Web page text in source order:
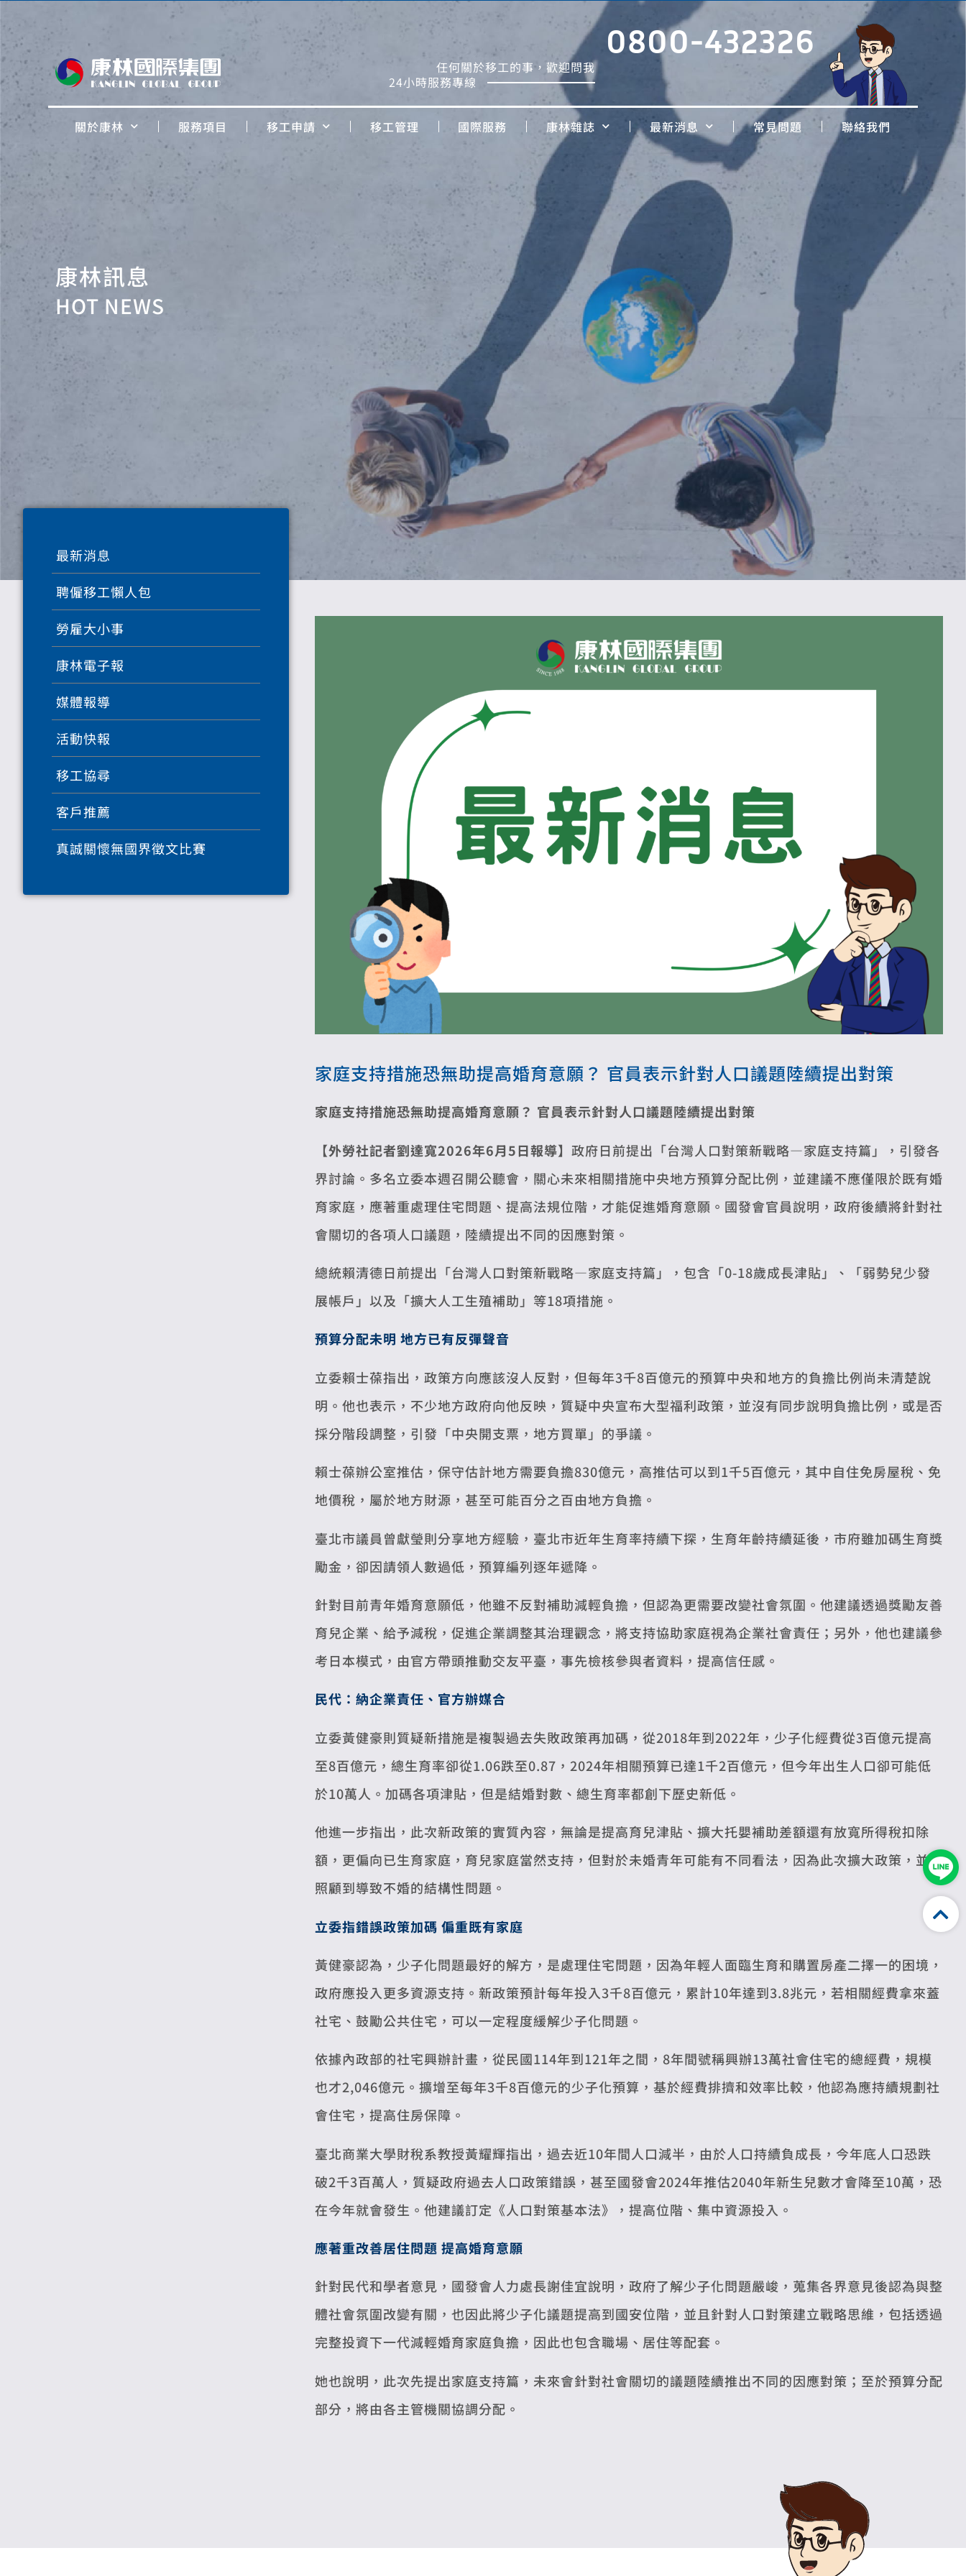
任何關於移工的事，歡迎問我
24小時服務專線
0800-432326
關於康林 服務項目 移工申請 移工管理 國際服務 康林雜誌 最新消息 常見問題 聯絡我們
康林訊息
HOT NEWS
最新消息
聘僱移工懶人包
勞雇大小事
康林電子報
媒體報導
活動快報
移工協尋
客戶推薦
真誠關懷無國界徵文比賽
家庭支持措施恐無助提高婚育意願？ 官員表示針對人口議題陸續提出對策
家庭支持措施恐無助提高婚育意願？ 官員表示針對人口議題陸續提出對策
【外勞社記者劉達寬2026年6月5日報導】 政府日前提出「台灣人口對策新戰略—家庭支持篇」，引發各
界討論。多名立委本週召開公聽會，關心未來相關措施中央地方預算分配比例，並建議不應僅限於既有婚
育家庭，應著重處理住宅問題、提高法規位階，才能促進婚育意願。國發會官員說明，政府後續將針對社
會關切的各項人口議題，陸續提出不同的因應對策。
總統賴清德日前提出「台灣人口對策新戰略—家庭支持篇」，包含「0-18歲成長津貼」、「弱勢兒少發
展帳戶」以及「擴大人工生殖補助」等18項措施。
預算分配未明 地方已有反彈聲音
立委賴士葆指出，政策方向應該沒人反對，但每年3千8百億元的預算中央和地方的負擔比例尚未清楚說
明。他也表示，不少地方政府向他反映，質疑中央宣布大型福利政策，並沒有同步說明負擔比例，或是否
採分階段調整，引發「中央開支票，地方買單」的爭議。
賴士葆辦公室推估，保守估計地方需要負擔830億元，高推估可以到1千5百億元，其中自住免房屋稅、免
地價稅，屬於地方財源，甚至可能百分之百由地方負擔。
臺北市議員曾獻瑩則分享地方經驗，臺北市近年生育率持續下探，生育年齡持續延後，市府雖加碼生育獎
勵金，卻因請領人數過低，預算編列逐年遞降。
針對目前青年婚育意願低，他雖不反對補助減輕負擔，但認為更需要改變社會氛圍。他建議透過獎勵友善
育兒企業、給予減稅，促進企業調整其治理觀念，將支持協助家庭視為企業社會責任；另外，他也建議參
考日本模式，由官方帶頭推動交友平臺，事先檢核參與者資料，提高信任感。
民代：納企業責任、官方辦媒合
立委黃健豪則質疑新措施是複製過去失敗政策再加碼，從2018年到2022年，少子化經費從3百億元提高
至8百億元，總生育率卻從1.06跌至0.87，2024年相關預算已達1千2百億元，但今年出生人口卻可能低
於10萬人。加碼各項津貼，但是結婚對數、總生育率都創下歷史新低。
他進一步指出，此次新政策的實質內容，無論是提高育兒津貼、擴大托嬰補助差額還有放寬所得稅扣除
額，更偏向已生育家庭，育兒家庭當然支持，但對於未婚青年可能有不同看法，因為此次擴大政策，並未
照顧到導致不婚的結構性問題。
立委指錯誤政策加碼 偏重既有家庭
黃健豪認為，少子化問題最好的解方，是處理住宅問題，因為年輕人面臨生育和購置房產二擇一的困境，
政府應投入更多資源支持。新政策預計每年投入3千8百億元，累計10年達到3.8兆元，若相關經費拿來蓋
社宅、鼓勵公共住宅，可以一定程度緩解少子化問題。
依據內政部的社宅興辦計畫，從民國114年到121年之間，8年間號稱興辦13萬社會住宅的總經費，規模
也才2,046億元。擴增至每年3千8百億元的少子化預算，基於經費排擠和效率比較，他認為應持續規劃社
會住宅，提高住房保障。
臺北商業大學財稅系教授黃耀輝指出，過去近10年間人口減半，由於人口持續負成長，今年底人口恐跌
破2千3百萬人，質疑政府過去人口政策錯誤，甚至國發會2024年推估2040年新生兒數才會降至10萬，恐
在今年就會發生。他建議訂定《人口對策基本法》，提高位階、集中資源投入。
應著重改善居住問題 提高婚育意願
針對民代和學者意見，國發會人力處長謝佳宜說明，政府了解少子化問題嚴峻，蒐集各界意見後認為與整
體社會氛圍改變有關，也因此將少子化議題提高到國安位階，並且針對人口對策建立戰略思維，包括透過
完整投資下一代減輕婚育家庭負擔，因此也包含職場、居住等配套。
她也說明，此次先提出家庭支持篇，未來會針對社會關切的議題陸續推出不同的因應對策；至於預算分配
部分，將由各主管機關協調分配。